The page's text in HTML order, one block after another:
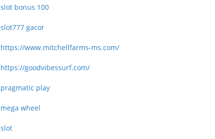
slot bonus 100
slot777 gacor
https://www.mitchellfarms-ms.com/
https://goodvibessurf.com/
pragmatic play
mega wheel
slot